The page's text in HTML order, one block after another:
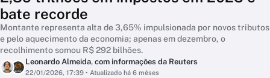
bate recorde
Montante representa alta de 3,65% impulsionada por novos tributos
e pelo aquecimento da economia; apenas em dezembro, o
recolhimento somou R$ 292 bilhões.
Leonardo Almeida, com informações da Reuters
22/01/2026, 17:39 • Atualizado há 6 mêses